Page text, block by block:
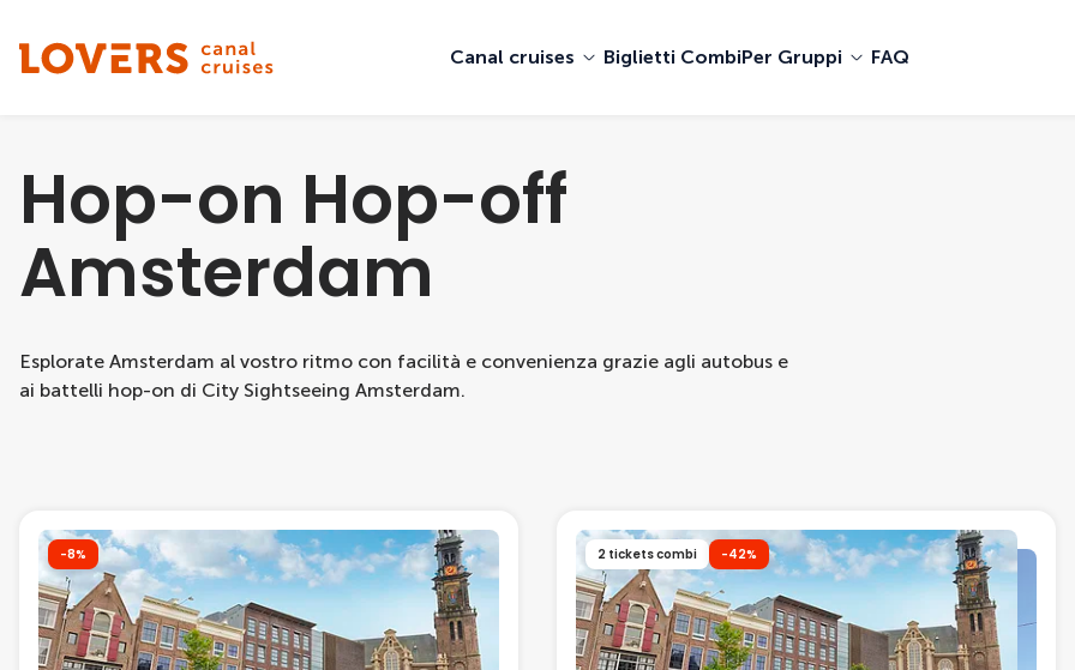
Canal cruises Biglietti CombiPer Gruppi FAQ
Hop-on Hop-off
Amsterdam
Esplorate Amsterdam al vostro ritmo con facilità e convenienza grazie agli autobus e
ai battelli hop-on di City Sightseeing Amsterdam.
-8% 2 tickets combi -42%